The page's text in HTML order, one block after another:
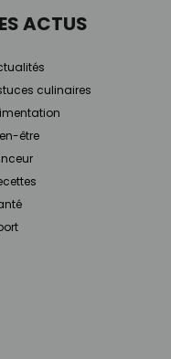
ACTUS
culinaires
être